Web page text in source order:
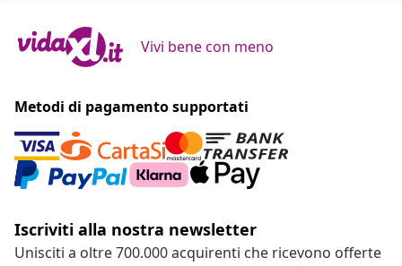
Vivi bene con meno
Metodi di pagamento supportati
Iscriviti alla nostra newsletter
Unisciti a oltre 700.000 acquirenti che ricevono offerte